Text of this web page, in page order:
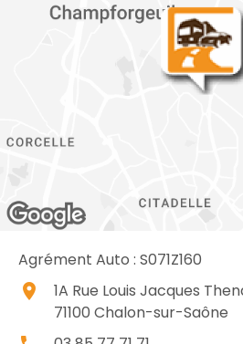
Agrément Auto : S071Z160
place
1A Rue Louis Jacques
71100 Chalon-sur-Saône